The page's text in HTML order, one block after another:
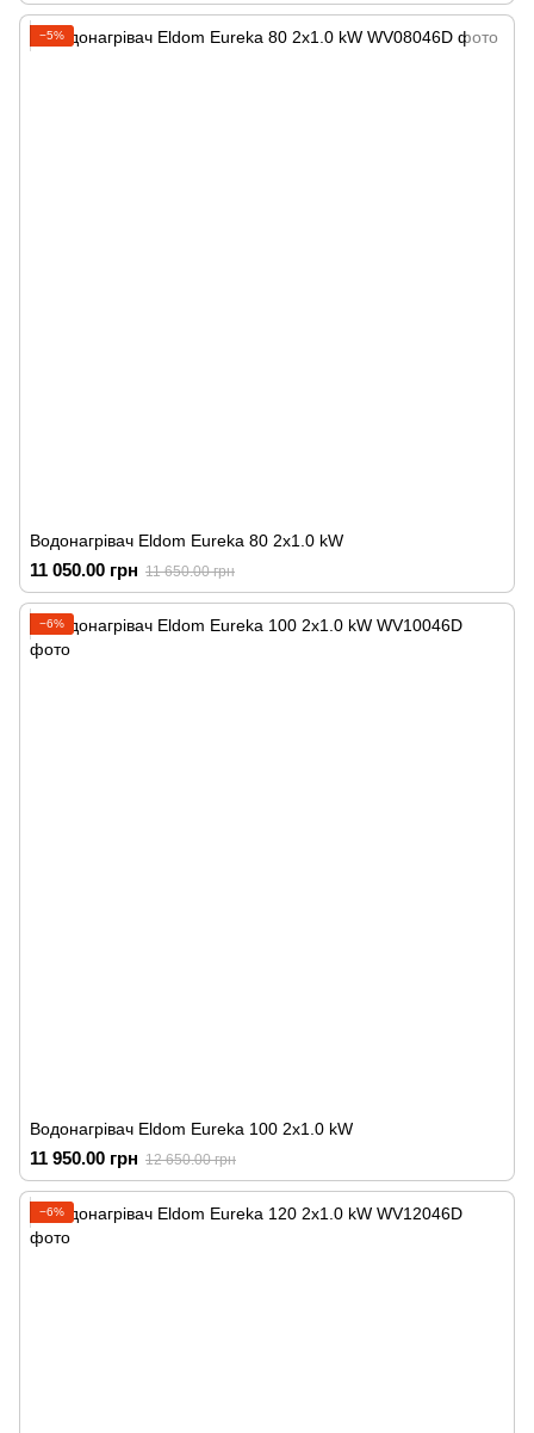
−5%
Водонагрівач Eldom Eureka 80 2x1.0 kW
11 050.00 грн 11 650.00 грн
−6%
Водонагрівач Eldom Eureka 100 2x1.0 kW
11 950.00 грн 12 650.00 грн
−6%